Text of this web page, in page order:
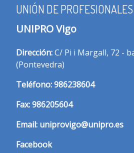
UNIÓN DE
UNIPRO Vigo
Dirección:C/ Pi i Margall, 72 -
(Pontevedra)
Teléfono:986238604
Fax:986205604
Email: uniprovigo@unipro.es
Facebook